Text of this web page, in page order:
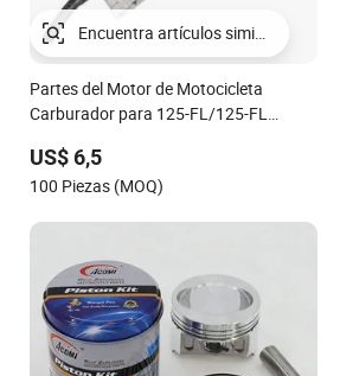
Encuentra artículos similares
Partes del Motor de Motocicleta
Carburador para 125-FL/125-FL
US$ 6,5
100 Piezas (MOQ)